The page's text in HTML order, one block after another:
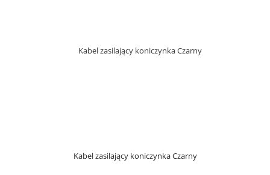
Kabel zasilający koniczynka Czarny